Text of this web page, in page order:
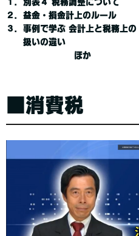
１．別表４ 税務調整について
２．益金・損金計上のルール
３．事例で学ぶ 会計上と税務上の
扱いの違い
ほか
■消費税